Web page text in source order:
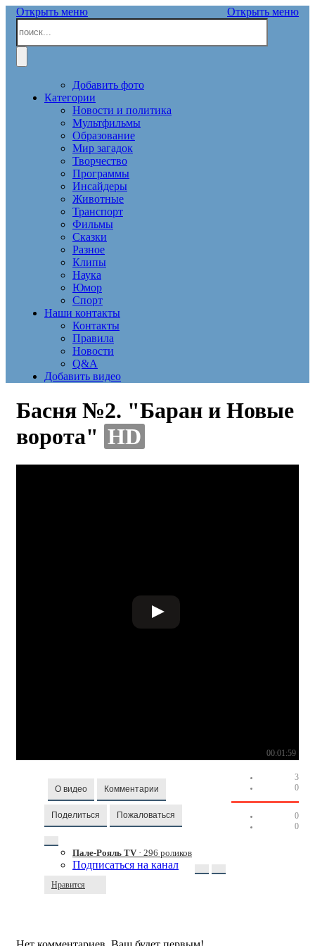
Открыть меню Открыть меню
Добавить фото
Категории
Новости и политика
Мультфильмы
Образование
Мир загадок
Творчество
Программы
Инсайдеры
Животные
Транспорт
Фильмы
Сказки
Разное
Клипы
Наука
Юмор
Спорт
Наши контакты
Контакты
Правила
Новости
Q&A
Добавить видео
Басня №2. "Баран и Новые
ворота" HD
00:01:59
О видео Комментарии
Поделиться Пожаловаться
Пале-Рояль TV · 296 роликов
Подписаться на канал
Нравится
3
0
0
0